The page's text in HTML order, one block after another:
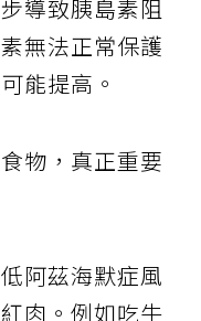
導致胰島素阻
無法正常保護
能提高。
物，真正重要
阿茲海默症風
肉。例如吃牛